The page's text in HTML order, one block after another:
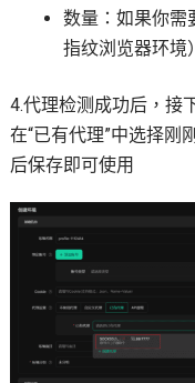
数量：如果你需
指纹浏览器环境
4.代理检测成功后，接
在“已有代理”中选择刚
后保存即可使用